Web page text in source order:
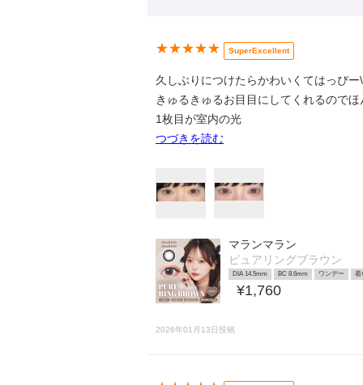
★★★★★ SuperExcellent
久しぶりにつけたらかわいくてはっぴー
きゅるきゅるお目目にしてくれるのでほ
1枚目が室内の光
つづきを読む
マランマラン
ピュアリングブラウン
DIA 14.5mm BC 8.6mm ワンデー 着
¥1,760
2026年01月13日投稿